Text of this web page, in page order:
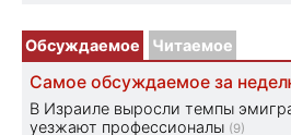
Обсуждаемое Читаемое
Самое обсуждаемое за
В Израиле выросли темпы
уезжают профессионалы (9)